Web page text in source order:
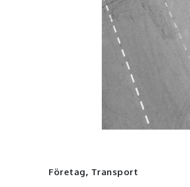
Företag, Transport